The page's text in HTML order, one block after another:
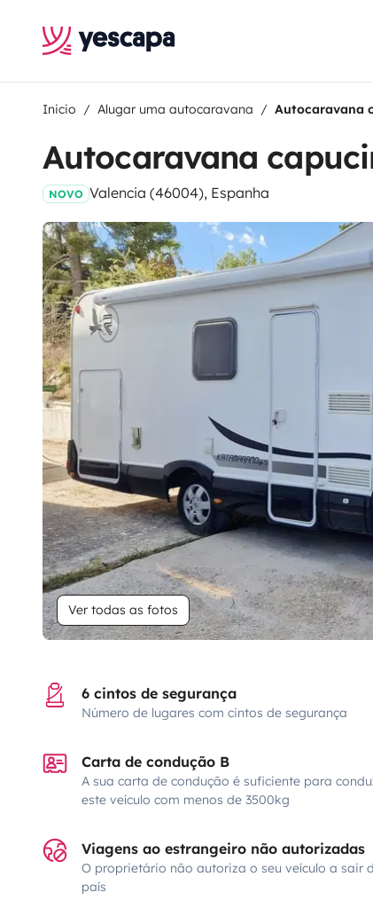
Inicio Alugar uma autocaravana Autocaravana
Autocaravana
NOVO Valencia (46004), Espanha
Ver todas as fotos
6 cintos de segurança
Número de lugares com cintos de segurança
Carta de condução B
A sua carta de condução é suficiente para
este veículo com menos de 3500kg
Viagens ao estrangeiro não autorizadas
O proprietário não autoriza o seu veículo a sair
país